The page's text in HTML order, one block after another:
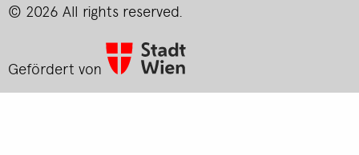
© 2026 All rights reserved.
Gefördert von